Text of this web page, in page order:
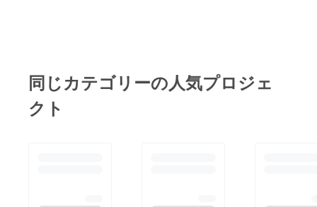
同じカテゴリーの人気プロジェ
クト